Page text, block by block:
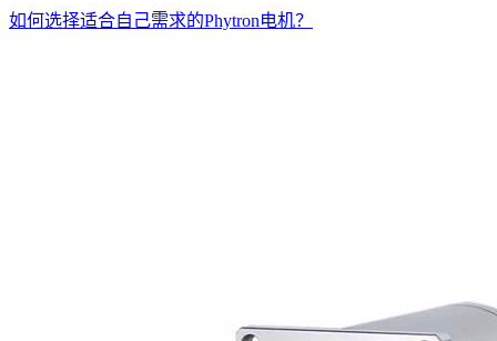
如何选择适合自己需求的Phytron电机？